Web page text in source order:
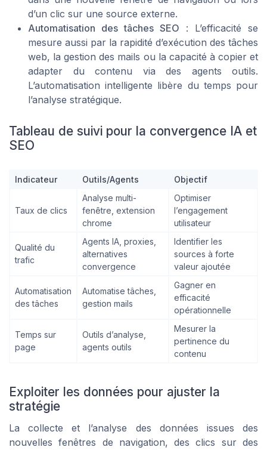
d’un clic sur une source externe.
Automatisation des tâches SEO : L’efficacité se
mesure aussi par la rapidité d’exécution des tâches
web, la gestion des mails ou la capacité à copier et
adapter du contenu via des agents outils.
L’automatisation intelligente libère du temps pour
l’analyse stratégique.
Tableau de suivi pour la convergence IA et
SEO
Indicateur Outils/Agents Objectif
Taux de clics
Analyse multi-
fenêtre, extension
chrome
Optimiser
l’engagement
utilisateur
Qualité du
trafic
Agents IA, proxies,
alternatives
convergence
Identifier les
sources à forte
valeur ajoutée
Automatisation
des tâches
Automatise tâches,
gestion mails
Gagner en
efficacité
opérationnelle
Temps sur
page
Outils d’analyse,
agents outils
Mesurer la
pertinence du
contenu
Exploiter les données pour ajuster la
stratégie
La collecte et l’analyse des données issues des
nouvelles fenêtres de navigation, des clics sur des